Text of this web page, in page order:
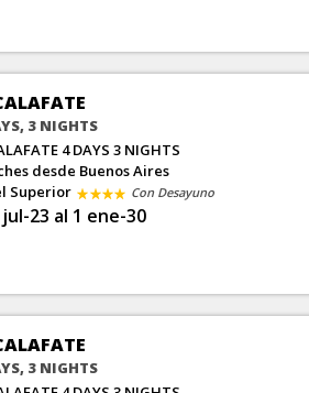
3 NIGHTS
4 DAYS 3 NIGHTS
desde Buenos Aires
Superior
Con Desayuno
23 al 1 ene-30
3 NIGHTS